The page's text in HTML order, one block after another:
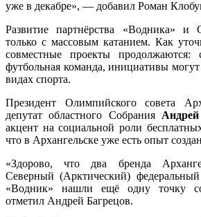
уже в декабре», — добавил Роман
Развитие партнёрства «Водника»
только с массовым катанием. Как
совместные проекты продолжаются:
футбольная команда, инициативы
видах спорта.
Президент Олимпийского совета
депутат областного Собрания
акцент на социальной роли
что в Архангельске уже есть опыт
«Здорово, что два бренда
Северный (Арктический)
«Водник» нашли ещё одну точку
отметил Андрей Багрецoв.